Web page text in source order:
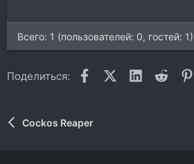
Всего: 1 (пользователей: 0, гостей: 1)
Поделиться: FacebookX (Twitter)
LinkedIn
Reddit
Cockos Reaper